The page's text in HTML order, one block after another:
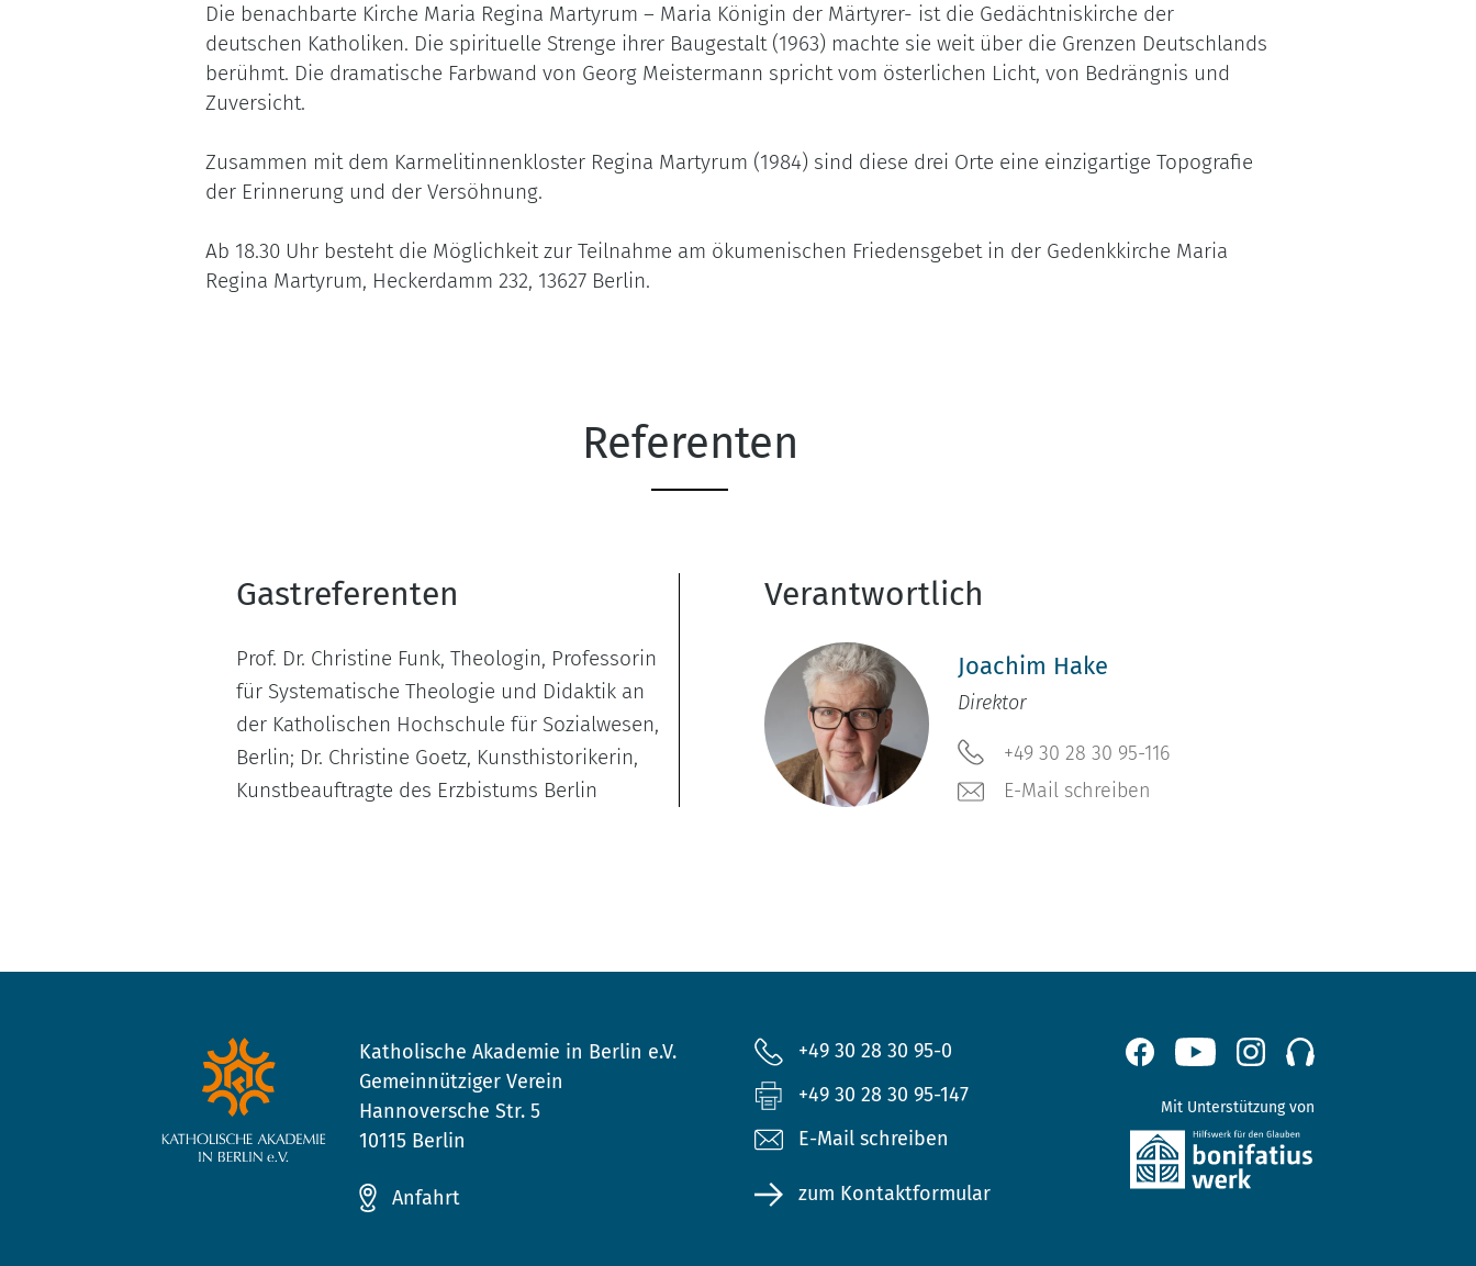
Die benachbarte Kirche Maria Regina Martyrum – Maria Königin der Märtyrer- ist die Gedächtniskirche der
deutschen Katholiken. Die spirituelle Strenge ihrer Baugestalt (1963) machte sie weit über die Grenzen Deutschlands
berühmt. Die dramatische Farbwand von Georg Meistermann spricht vom österlichen Licht, von Bedrängnis und
Zuversicht.
Zusammen mit dem Karmelitinnenkloster Regina Martyrum (1984) sind diese drei Orte eine einzigartige Topografie
der Erinnerung und der Versöhnung.
Ab 18.30 Uhr besteht die Möglichkeit zur Teilnahme am ökumenischen Friedensgebet in der Gedenkkirche Maria
Regina Martyrum, Heckerdamm 232, 13627 Berlin.
Referenten
Gastreferenten
Prof. Dr. Christine Funk, Theologin, Professorin
für Systematische Theologie und Didaktik an
der Katholischen Hochschule für Sozialwesen,
Berlin; Dr. Christine Goetz, Kunsthistorikerin,
Kunstbeauftragte des Erzbistums Berlin
Verantwortlich
Joachim Hake
Direktor
+49 30 28 30 95-116
E-Mail schreiben
Katholische Akademie in Berlin e.V.
Gemeinnütziger Verein
Hannoversche Str. 5
10115 Berlin
Anfahrt
+49 30 28 30 95-0
+49 30 28 30 95-147
E-Mail schreiben
zum Kontaktformular
Mit Unterstützung von